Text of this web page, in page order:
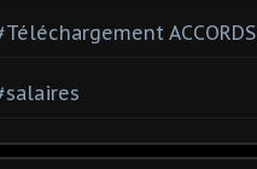
ACCORDS